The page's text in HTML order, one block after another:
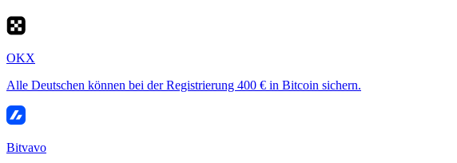
OKX
Alle Deutschen können bei der Registrierung 400 € in Bitcoin sichern.
Bitvavo